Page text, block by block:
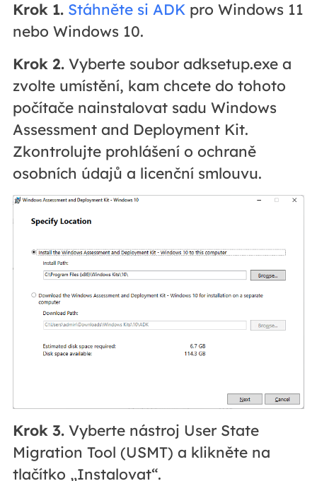
Krok 1. Stáhněte si ADKpro Windows 11
nebo Windows 10.
Krok 2.Vyberte soubor adksetup.exe a
zvolte umístění, kam chcete do tohoto
počítače nainstalovat sadu Windows
Assessment and Deployment Kit.
Zkontrolujte prohlášení o ochraně
osobních údajů a licenční smlouvu.
Krok 3.Vyberte nástroj User State
Migration Tool (USMT) a klikněte na
tlačítko „Instalovat“.